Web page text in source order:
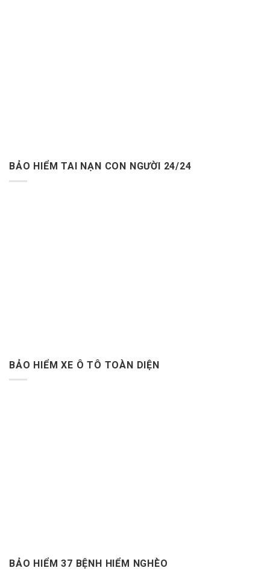
BẢO HIỂM TAI NẠN CON NGƯỜI 24/24
BẢO HIỂM XE Ô TÔ TOÀN DIỆN
BẢO HIỂM 37 BỆNH HIỂM NGHÈO